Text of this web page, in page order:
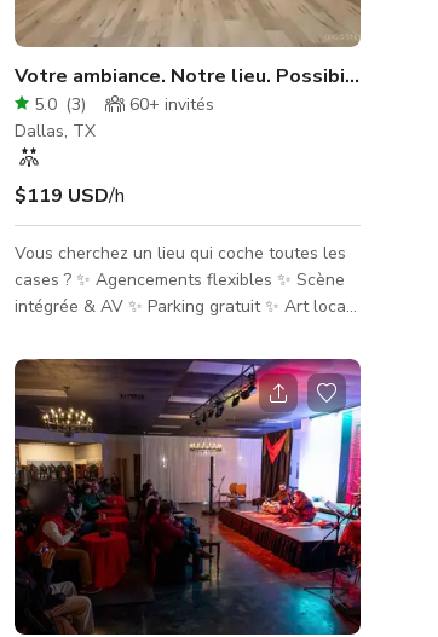
Votre ambiance. Notre lieu. Possibilités
5.0 (3) 60+ invités
Dallas, TX
$119 USD/h
Vous cherchez un lieu qui coche toutes les
cases ? ✨ Agencements flexibles ✨ Scène
intégrée & AV ✨ Parking gratuit ✨ Art local
restrictions de restauration Bienvenue à The
Gallery at YAM, un lieu flexible et inspirant
de plus de 2 000 pieds carrés conçu pour
des événements, performances et
productions de toutes sortes. Avec son plan
ouvert, sa scène intégrée et son système AV
complet, notre espace est parfait pour la
musique live, les